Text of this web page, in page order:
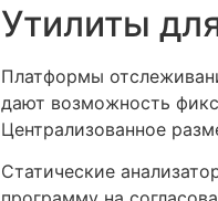
Утилиты
Платформы
дают возможность
Централизованное
Статические